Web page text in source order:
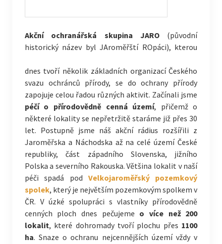
Akční ochranářská skupina JARO(původní
historický název byl JAroměřští ROpáci), kterou
dnes tvoří několik základních organizací Českého
svazu ochránců přírody, se do ochrany přírody
zapojuje celou řadou různých aktivit. Začínali jsme
péčí o přírodovědně cenná území, přičemž o
některé lokality se nepřetržitě staráme již přes 30
let. Postupně jsme náš akční rádius rozšířili z
Jaroměřska a Náchodska až na celé území České
republiky, část západního Slovenska, jižního
Polska a severního Rakouska. Většina lokalit v naší
péči spadá pod Velkojaroměřský pozemkový
spolek, který je největším pozemkovým spolkem v
ČR. V úzké spolupráci s vlastníky přírodovědně
cenných ploch dnes pečujeme o více než 200
lokalit, které dohromady tvoří plochu přes 1100
ha. Snaze o ochranu nejcennějších území vždy v